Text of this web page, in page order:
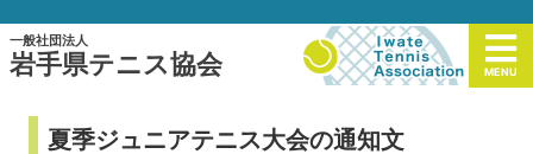
一般社団法人
岩手県テニス協会 MENU
夏季ジュニアテニス大会の通知文